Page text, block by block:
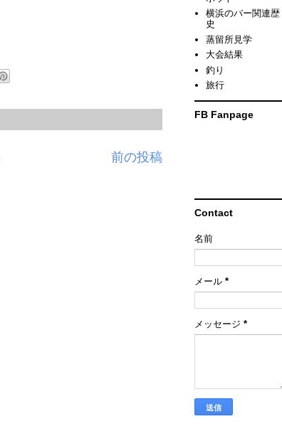
前の投稿
横浜のバー関連歴
史
蒸留所見学
大会結果
釣り
旅行
FB Fanpage
Contact
名前
メール *
メッセージ *